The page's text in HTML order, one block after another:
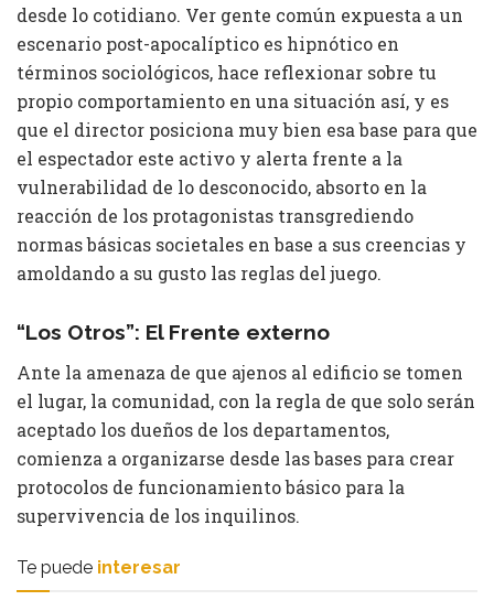
desde lo cotidiano. Ver gente común expuesta a un
escenario post-apocalíptico es hipnótico en
términos sociológicos, hace reflexionar sobre tu
propio comportamiento en una situación así, y es
que el director posiciona muy bien esa base para que
el espectador este activo y alerta frente a la
vulnerabilidad de lo desconocido, absorto en la
reacción de los protagonistas transgrediendo
normas básicas societales en base a sus creencias y
amoldando a su gusto las reglas del juego.
“Los Otros”: El Frente externo
Ante la amenaza de que ajenos al edificio se tomen
el lugar, la comunidad, con la regla de que solo serán
aceptado los dueños de los departamentos,
comienza a organizarse desde las bases para crear
protocolos de funcionamiento básico para la
supervivencia de los inquilinos.
Te puede interesar